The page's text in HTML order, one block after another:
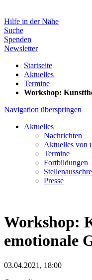
Hilfe in der Nähe
Suche
Spenden
Newsletter
Startseite
Aktuelles
Termine
Workshop:
Navigation überspringen
Aktuelles
Nachrichten
Aktuelles von
Termine
Fortbildungen
Presse
Workshop:
emotionale
03.04.2021, 18:00